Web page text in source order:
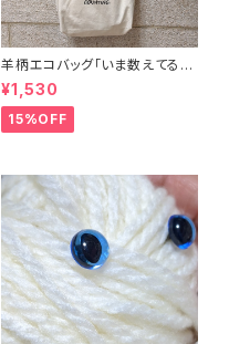
羊柄エコバッグ「いま数えてるか
ら話しかけないで」キャンバスト
ートバッグ
¥1,530
15%OFF